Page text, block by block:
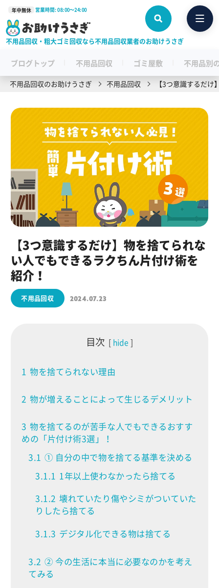
年中無休 営業時間: 08:00〜24:00
不用品回収・粗大ゴミ回収なら不用品回収業者のお助けうさぎ
ブログトップ 不用品回収 ゴミ屋敷 不用品別
不用品回収のお助けうさぎ 不用品回収 【3つ意識するだ
【3つ意識するだけ】物を捨てられな
い人でもできるラクちん片付け術を
紹介！
不用品回収 2024.07.23
目次 hide
1 物を捨てられない理由
2 物が増えることによって生じるデメリット
3 物を捨てるのが苦手な人でもできるおすす
めの「片付け術3選」！
3.1 ① 自分の中で物を捨てる基準を決める
3.1.1 1年以上使わなかったら捨てる
3.1.2 壊れていたり傷やシミがついていた
りしたら捨てる
3.1.3 デジタル化できる物は捨てる
3.2 ② 今の生活に本当に必要なのかを考え
てみる